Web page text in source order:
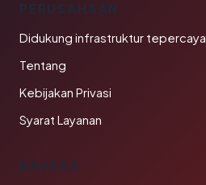
PERUSAHAAN
Didukung infrastruktur tepercaya
Tentang
Kebijakan Privasi
Syarat Layanan
BAHASA